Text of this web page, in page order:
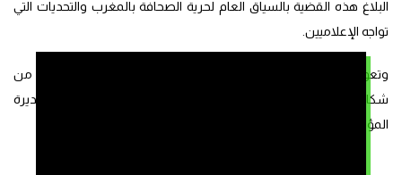
البلاغ هذه القضية بالسياق العام لحرية الصحافة بالمغرب والتحديات التي
تواجه الإعلاميين.
وتعود تفاصيل الشكاية، بحسب الشعبي بعد نشر الموقع مقتطفات من
شكاية محام ضحية يتهم مديرا تربويا بالاغتصاب، وهو ما اعتبرته مديرة
المؤسسة “تشهيرا”.